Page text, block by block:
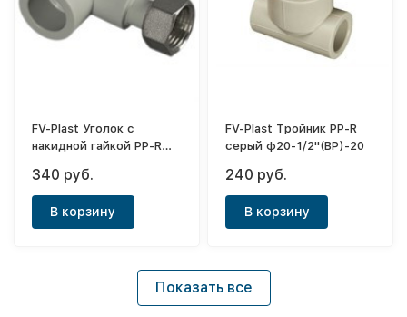
FV-Plast Уголок с
накидной гайкой PP-R
340 руб.
В корзину
FV-Plast Тройник PP-R
серый ф20-1/2"(ВР)-20
240 руб.
В корзину
Показать все